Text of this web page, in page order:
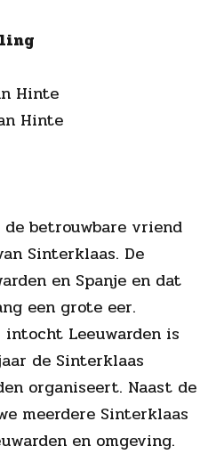
Hinte
Hinte
betrouwbare vriend
Sinterklaas. De
en Spanje en dat
een grote eer.
Leeuwarden is
de Sinterklaas
organiseert. Naast de
meerdere Sinterklaas
en omgeving.